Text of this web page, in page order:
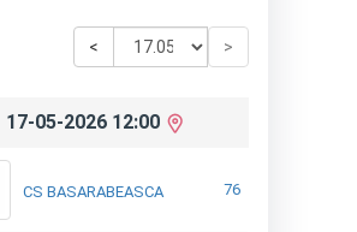
< >
17-05-2026 12:00
CS BASARABEASCA 76